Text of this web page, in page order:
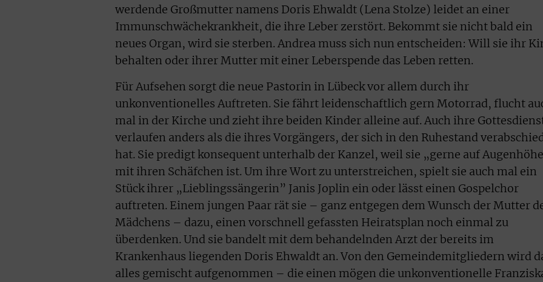
werdende Großmutter namens Doris Ehwaldt (Lena Stolze) leidet an einer
Immunschwächekrankheit, die ihre Leber zerstört. Bekommt sie nicht bald ein
neues Organ, wird sie sterben. Andrea muss sich nun entscheiden: Will sie ihr
behalten oder ihrer Mutter mit einer Leberspende das Leben retten.
Für Aufsehen sorgt die neue Pastorin in Lübeck vor allem durch ihr
unkonventionelles Auftreten. Sie fährt leidenschaftlich gern Motorrad, flucht
mal in der Kirche und zieht ihre beiden Kinder alleine auf. Auch ihre
verlaufen anders als die ihres Vorgängers, der sich in den Ruhestand
hat. Sie predigt konsequent unterhalb der Kanzel, weil sie „gerne auf
mit ihren Schäfchen ist. Um ihre Wort zu unterstreichen, spielt sie auch mal ein
Stück ihrer „Lieblingssängerin” Janis Joplin ein oder lässt einen Gospelchor
auftreten. Einem jungen Paar rät sie – ganz entgegen dem Wunsch der Mutter
Mädchens – dazu, einen vorschnell gefassten Heiratsplan noch einmal zu
überdenken. Und sie bandelt mit dem behandelnden Arzt der bereits im
Krankenhaus liegenden Doris Ehwaldt an. Von den Gemeindemitgliedern wird
alles gemischt aufgenommen – die einen mögen die unkonventionelle